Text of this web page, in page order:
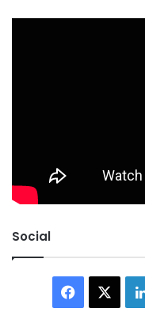
Social
Facebook